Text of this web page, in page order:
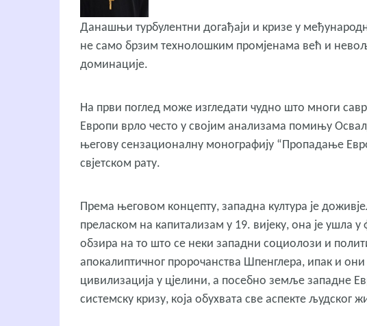
Данашњи турбулентни догађаји и кризе у
не само брзим технолошким промјенама већ и
доминације.
На први поглед може изгледати чудно што многи
Европи врло често у својим анализама помињу
његову сензационалну монографију “Пропадање
свјетском рату.
Према његовом концепту, западна култура је
преласком на капитализам у 19. вијеку, она је ушла
обзира на то што се неки западни социолози и
апокалиптичног пророчанства Шпенглера, ипак и
цивилизација у цјелини, а посебно земље западне
системску кризу, која обухвата све аспекте људског